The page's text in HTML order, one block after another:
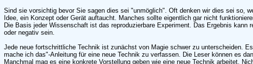
Sind sie vorsichtig bevor Sie sagen dies sei "unmöglich". Oft denken wir dies sei so,
Idee, ein Konzept oder Gerät auftaucht. Manches sollte eigentlich gar nicht
Die Basis jeder Wissenschaft ist das reproduzierbare Experiment. Das Ergebnis kann
oder negativ sein.
Jede neue fortschrittliche Technik ist zunächst von Magie schwer zu unterscheiden.
mache ich das"-Anleitung für eine neue Technik zu verfassen. Die Leser können es
Manchmal mag es eine konkrete Vorstellung geben wie eine neue Technik arbeitet.